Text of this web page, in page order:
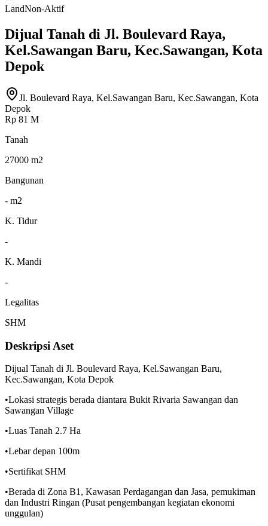
LandNon-Aktif
Dijual Tanah di Jl. Boulevard Raya,
Kel.Sawangan Baru, Kec.Sawangan, Kota
Depok
Jl. Boulevard Raya, Kel.Sawangan Baru, Kec.Sawangan, Kota
Depok
Rp 81 M
Tanah
27000 m2
Bangunan
- m2
K. Tidur
-
K. Mandi
-
Legalitas
SHM
Deskripsi Aset
Dijual Tanah di Jl. Boulevard Raya, Kel.Sawangan Baru,
Kec.Sawangan, Kota Depok
•Lokasi strategis berada diantara Bukit Rivaria Sawangan dan
Sawangan Village
•Luas Tanah 2.7 Ha
•Lebar depan 100m
•Sertifikat SHM
•Berada di Zona B1, Kawasan Perdagangan dan Jasa, pemukiman
dan Industri Ringan (Pusat pengembangan kegiatan ekonomi
unggulan)